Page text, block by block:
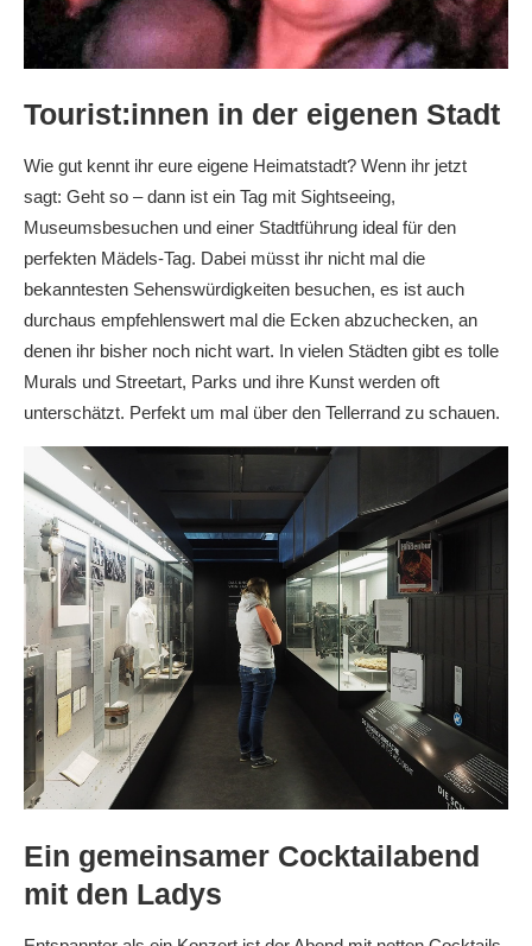
Tourist:innen in der eigenen Stadt
Wie gut kennt ihr eure eigene Heimatstadt? Wenn ihr jetzt
sagt: Geht so – dann ist ein Tag mit Sightseeing,
Museumsbesuchen und einer Stadtführung ideal für den
perfekten Mädels-Tag. Dabei müsst ihr nicht mal die
bekanntesten Sehenswürdigkeiten besuchen, es ist auch
durchaus empfehlenswert mal die Ecken abzuchecken, an
denen ihr bisher noch nicht wart. In vielen Städten gibt es tolle
Murals und Streetart, Parks und ihre Kunst werden oft
unterschätzt. Perfekt um mal über den Tellerrand zu schauen.
Ein gemeinsamer Cocktailabend
mit den Ladys